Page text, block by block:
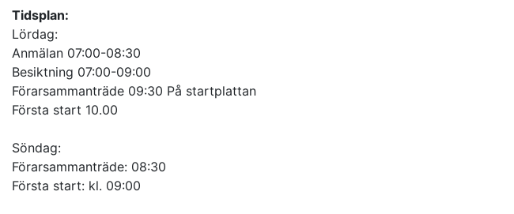
Tidsplan:
Lördag:
Anmälan 07:00-08:30
Besiktning 07:00-09:00
Förarsammanträde 09:30 På startplattan
Första start 10.00
Söndag:
Förarsammanträde: 08:30
Första start: kl. 09:00